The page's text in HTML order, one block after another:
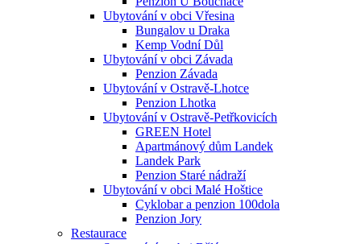
Ubytování v obci Vřesina
Bungalov u Draka
Kemp Vodní Důl
Ubytování v obci Závada
Penzion Závada
Ubytování v Ostravě-Lhotce
Penzion Lhotka
Ubytování v Ostravě-Petřkovicích
GREEN Hotel
Apartmánový dům Landek
Landek Park
Penzion Staré nádraží
Ubytování v obci Malé Hoštice
Cyklobar a penzion 100dola
Penzion Jory
Restaurace